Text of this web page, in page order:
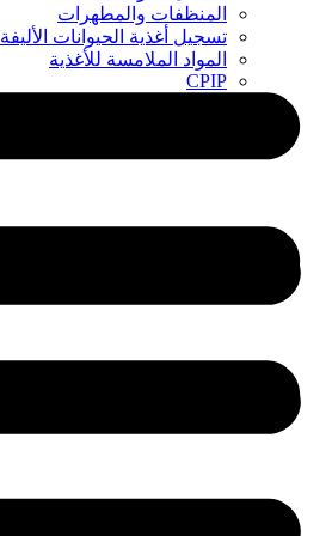
المنظفات والمطهرات
تسجيل أغذية الحيوانات الأليفة
المواد الملامسة للأغذية
CPIP